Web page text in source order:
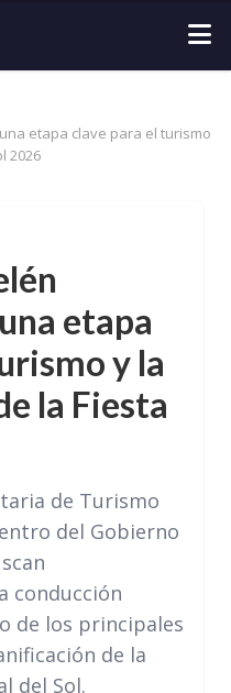
etapa clave para el turismo
2026
etapa
y la
la Fiesta
de Turismo
del Gobierno
conducción
de los principales
de la
del Sol.